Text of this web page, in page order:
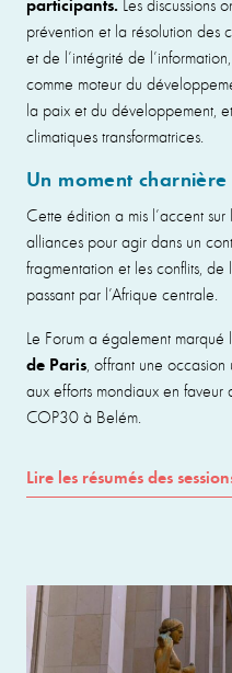
prévention et la résolution des
et de l’intégrité de
comme moteur du
la paix et du développement,
climatiques transformatrices.
Un moment
Cette édition a mis l’accent
alliances pour agir dans un
fragmentation et les conflits,
passant par l’Afrique centrale.
Le Forum a également marqué
de Paris , offrant une
aux efforts mondiaux en
COP30 à Belém.
Lire les résumés des